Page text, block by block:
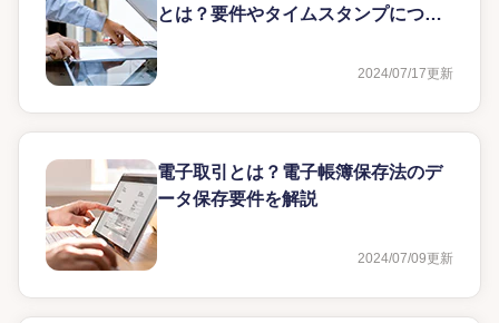
とは？要件やタイムスタンプについ
2024/07/17更新
電子取引とは？電子帳簿保存法のデ
ータ保存要件を解説
2024/07/09更新